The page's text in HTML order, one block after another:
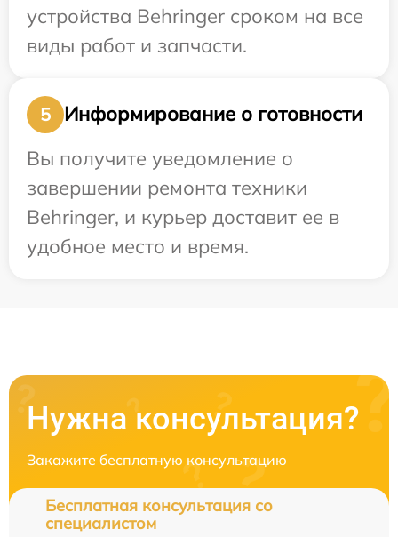
устройства Behringer сроком на все
виды работ и запчасти.
5
Информирование о готовности
Вы получите уведомление о
завершении ремонта техники
Behringer, и курьер доставит ее в
удобное место и время.
Нужна консультация?
Закажите бесплатную консультацию
Бесплатная консультация со
специалистом